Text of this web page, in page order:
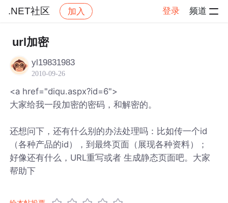
.NET社区 加入 登录 频道
社区 .NET社区
url加密
yl19831983
2010-09-26
<a href="diqu.aspx?id=6">
大家给我一段加密的密码，和解密的。
还想问下，还有什么别的办法处理吗：比如传一个id
（各种产品的id），到最终页面（展现各种资料）；
好像还有什么，URL重写或者 生成静态页面吧。大家
帮助下